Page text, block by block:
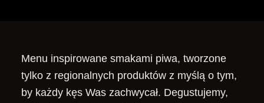
Menu inspirowane smakami piwa, tworzone
tylko z regionalnych produktów z myślą o tym,
by każdy kęs Was zachwycał. Degustujemy,